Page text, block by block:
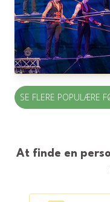
SE FLERE POPULÆRE
At finde en